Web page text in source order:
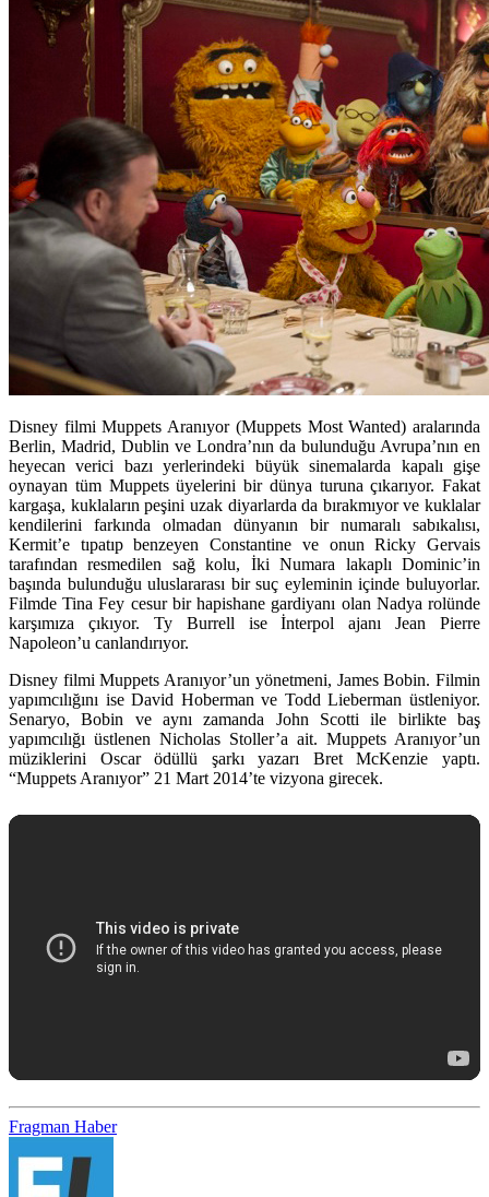
Disney filmi Muppets Aranıyor (Muppets Most Wanted) aralarında
Berlin, Madrid, Dublin ve Londra’nın da bulunduğu Avrupa’nın en
heyecan verici bazı yerlerindeki büyük sinemalarda kapalı gişe
oynayan tüm Muppets üyelerini bir dünya turuna çıkarıyor. Fakat
kargaşa, kuklaların peşini uzak diyarlarda da bırakmıyor ve kuklalar
kendilerini farkında olmadan dünyanın bir numaralı sabıkalısı,
Kermit’e tıpatıp benzeyen Constantine ve onun Ricky Gervais
tarafından resmedilen sağ kolu, İki Numara lakaplı Dominic’in
başında bulunduğu uluslararası bir suç eyleminin içinde buluyorlar.
Filmde Tina Fey cesur bir hapishane gardiyanı olan Nadya rolünde
karşımıza çıkıyor. Ty Burrell ise İnterpol ajanı Jean Pierre
Napoleon’u canlandırıyor.
Disney filmi Muppets Aranıyor’un yönetmeni, James Bobin. Filmin
yapımcılığını ise David Hoberman ve Todd Lieberman üstleniyor.
Senaryo, Bobin ve aynı zamanda John Scotti ile birlikte baş
yapımcılığı üstlenen Nicholas Stoller’a ait. Muppets Aranıyor’un
müziklerini Oscar ödüllü şarkı yazarı Bret McKenzie yaptı.
“Muppets Aranıyor” 21 Mart 2014’te vizyona girecek.
Fragman Haber